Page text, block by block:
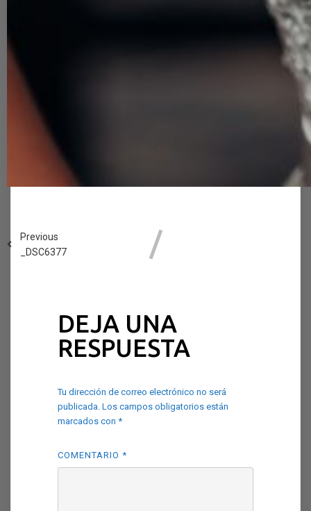
Previous
_DSC6377
DEJA UNA
RESPUESTA
Tu dirección de correo electrónico no será
publicada. Los campos obligatorios están
marcados con *
COMENTARIO *